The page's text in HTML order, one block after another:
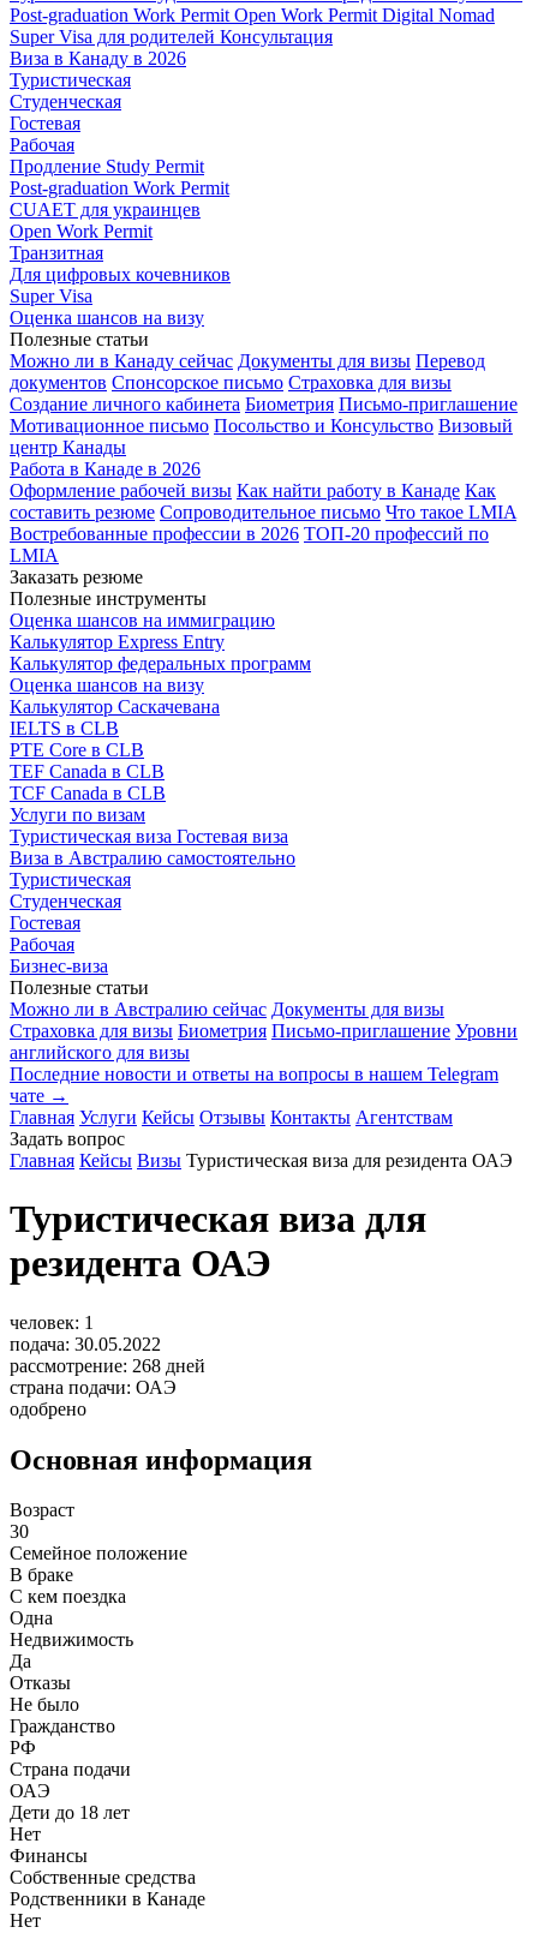
Post-graduation Work Permit Open Work Permit Digital Nomad
Super Visa для родителей Консультация
Виза в Канаду в 2026
Туристическая
Студенческая
Гостевая
Рабочая
Продление Study Permit
Post-graduation Work Permit
CUAET для украинцев
Open Work Permit
Транзитная
Для цифровых кочевников
Super Visa
Оценка шансов на визу
Полезные статьи
Можно ли в Канаду сейчас Документы для визы Перевод
документов Спонсорское письмо Страховка для визы
Создание личного кабинета Биометрия Письмо-приглашение
Мотивационное письмо Посольство и Консульство Визовый
центр Канады
Работа в Канаде в 2026
Оформление рабочей визы Как найти работу в Канаде Как
составить резюме Сопроводительное письмо Что такое LMIA
Востребованные профессии в 2026 ТОП-20 профессий по
LMIA
Заказать резюме
Полезные инструменты
Оценка шансов на иммиграцию
Калькулятор Express Entry
Калькулятор федеральных программ
Оценка шансов на визу
Калькулятор Саскачевана
IELTS в CLB
PTE Core в CLB
TEF Canada в CLB
TCF Canada в CLB
Услуги по визам
Туристическая виза Гостевая виза
Виза в Австралию самостоятельно
Туристическая
Студенческая
Гостевая
Рабочая
Бизнес-виза
Полезные статьи
Можно ли в Австралию сейчас Документы для визы
Страховка для визы Биометрия Письмо-приглашение Уровни
английского для визы
Последние новости и ответы на вопросы в нашем Telegram
чате →
Главная Услуги Кейсы Отзывы Контакты Агентствам
Задать вопрос
Главная Кейсы Визы Туристическая виза для резидента ОАЭ
Туристическая виза для
резидента ОАЭ
человек: 1
подача: 30.05.2022
рассмотрение: 268 дней
страна подачи: ОАЭ
одобрено
Основная информация
Возраст
30
Семейное положение
В браке
С кем поездка
Одна
Недвижимость
Да
Отказы
Не было
Гражданство
РФ
Страна подачи
ОАЭ
Дети до 18 лет
Нет
Финансы
Собственные средства
Родственники в Канаде
Нет